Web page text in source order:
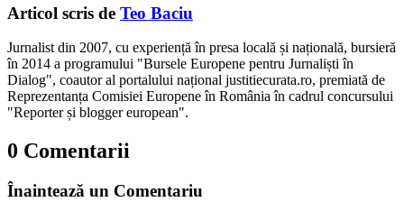
Articol scris de Teo Baciu
Jurnalist din 2007, cu experiență în presa locală și națională, bursieră
în 2014 a programului "Bursele Europene pentru Jurnaliști în
Dialog", coautor al portalului național justitiecurata.ro, premiată de
Reprezentanța Comisiei Europene în România în cadrul concursului
"Reporter și blogger european".
0 Comentarii
Înaintează un Comentariu